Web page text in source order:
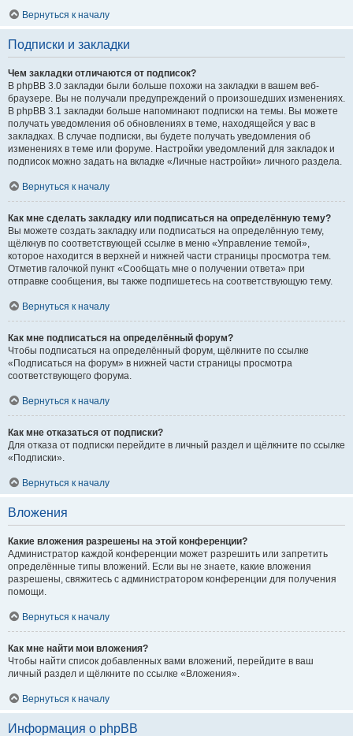
Вернуться к началу
Подписки и закладки
Чем закладки отличаются от подписок?
В phpBB 3.0 закладки были больше похожи на закладки в вашем веб-
браузере. Вы не получали предупреждений о произошедших изменениях.
В phpBB 3.1 закладки больше напоминают подписки на темы. Вы можете
получать уведомления об обновлениях в теме, находящейся у вас в
закладках. В случае подписки, вы будете получать уведомления об
изменениях в теме или форуме. Настройки уведомлений для закладок и
подписок можно задать на вкладке «Личные настройки» личного раздела.
Вернуться к началу
Как мне сделать закладку или подписаться на определённую тему?
Вы можете создать закладку или подписаться на определённую тему,
щёлкнув по соответствующей ссылке в меню «Управление темой»,
которое находится в верхней и нижней части страницы просмотра тем.
Отметив галочкой пункт «Сообщать мне о получении ответа» при
отправке сообщения, вы также подпишетесь на соответствующую тему.
Вернуться к началу
Как мне подписаться на определённый форум?
Чтобы подписаться на определённый форум, щёлкните по ссылке
«Подписаться на форум» в нижней части страницы просмотра
соответствующего форума.
Вернуться к началу
Как мне отказаться от подписки?
Для отказа от подписки перейдите в личный раздел и щёлкните по ссылке
«Подписки».
Вернуться к началу
Вложения
Какие вложения разрешены на этой конференции?
Администратор каждой конференции может разрешить или запретить
определённые типы вложений. Если вы не знаете, какие вложения
разрешены, свяжитесь с администратором конференции для получения
помощи.
Вернуться к началу
Как мне найти мои вложения?
Чтобы найти список добавленных вами вложений, перейдите в ваш
личный раздел и щёлкните по ссылке «Вложения».
Вернуться к началу
Информация о phpBB